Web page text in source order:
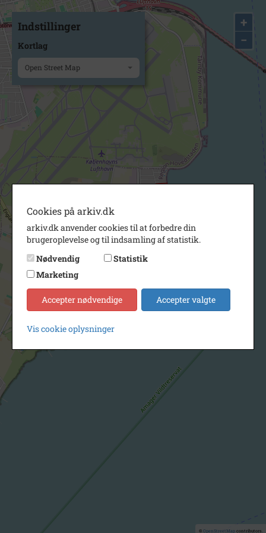
+
−
© OpenStreetMapcontributors.
Indstillinger
Kortlag
Open Street Map
Cookies på arkiv.dk
arkiv.dk anvender cookies til at forbedre din
brugeroplevelse og til indsamling af statistik.
Nødvendig
Statistik
Marketing
Accepter nødvendige Accepter valgte
Vis cookie oplysninger